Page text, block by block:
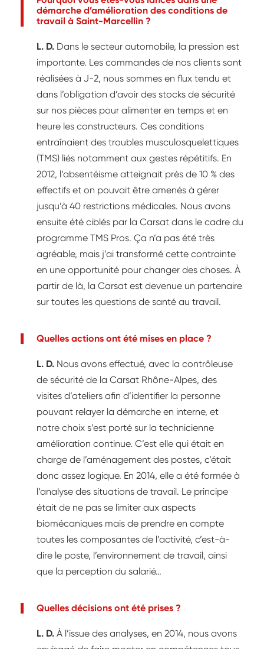
démarche d’amélioration des conditions de
travail à Saint-Marcellin ?
L. D. Dans le secteur automobile, la pression est
importante. Les commandes de nos clients sont
réalisées à J-2, nous sommes en flux tendu et
dans l’obligation d’avoir des stocks de sécurité
sur nos pièces pour alimenter en temps et en
heure les constructeurs. Ces conditions
entraînaient des troubles musculosquelettiques
(TMS) liés notamment aux gestes répétitifs. En
2012, l’absentéisme atteignait près de 10 % des
effectifs et on pouvait être amenés à gérer
jusqu’à 40 restrictions médicales. Nous avons
ensuite été ciblés par la Carsat dans le cadre du
programme TMS Pros. Ça n’a pas été très
agréable, mais j’ai transformé cette contrainte
en une opportunité pour changer des choses. À
partir de là, la Carsat est devenue un partenaire
sur toutes les questions de santé au travail.
Quelles actions ont été mises en place ?
L. D. Nous avons effectué, avec la contrôleuse
de sécurité de la Carsat Rhône-Alpes, des
visites d’ateliers afin d’identifier la personne
pouvant relayer la démarche en interne, et
notre choix s’est porté sur la technicienne
amélioration continue. C’est elle qui était en
charge de l’aménagement des postes, c’était
donc assez logique. En 2014, elle a été formée à
l’analyse des situations de travail. Le principe
était de ne pas se limiter aux aspects
biomécaniques mais de prendre en compte
toutes les composantes de l’activité, c’est-à-
dire le poste, l’environnement de travail, ainsi
que la perception du salarié…
Quelles décisions ont été prises ?
L. D. À l’issue des analyses, en 2014, nous avons